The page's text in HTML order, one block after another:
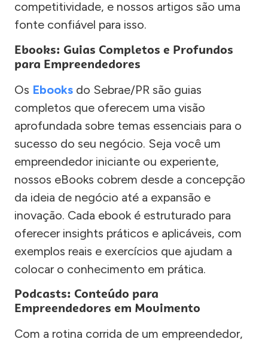
competitividade, e nossos artigos são uma
fonte confiável para isso.
Ebooks: Guias Completos e Profundos
para Empreendedores
Os Ebooks do Sebrae/PR são guias
completos que oferecem uma visão
aprofundada sobre temas essenciais para o
sucesso do seu negócio. Seja você um
empreendedor iniciante ou experiente,
nossos eBooks cobrem desde a concepção
da ideia de negócio até a expansão e
inovação. Cada ebook é estruturado para
oferecer insights práticos e aplicáveis, com
exemplos reais e exercícios que ajudam a
colocar o conhecimento em prática.
Podcasts: Conteúdo para
Empreendedores em Movimento
Com a rotina corrida de um empreendedor,